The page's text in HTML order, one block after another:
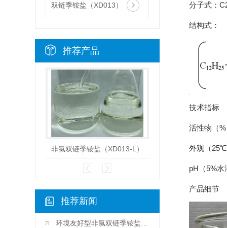
双链季铵盐（XD013）
推荐产品
非氯双链季铵盐（XD013-L） 山嵛基三甲
推荐新闻
环境友好型非氯双链季铵盐的应用前景分析
分子式：
结构式：
技术指标
活性物（
外观（25℃
pH（5%水
产品细节